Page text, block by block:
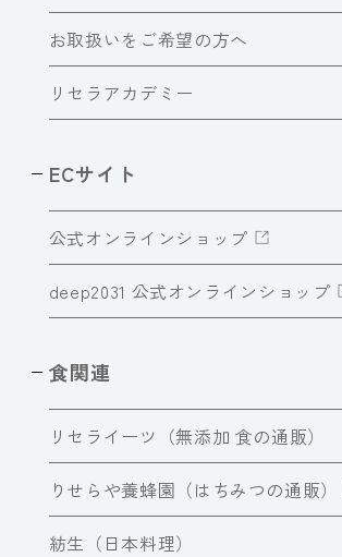
お取扱いをご希望の方へ
リセラアカデミー
ECサイト
公式オンラインショップ
deep2031 公式オンラインショップ
食関連
リセライーツ（無添加 食の通販）
りせらや養蜂園（はちみつの通販）
紡生（日本料理）